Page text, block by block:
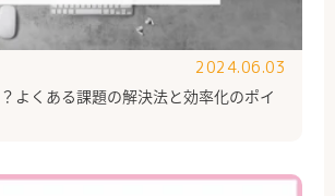
よくある課題の解決法と効率化のポイ
2024.06.03